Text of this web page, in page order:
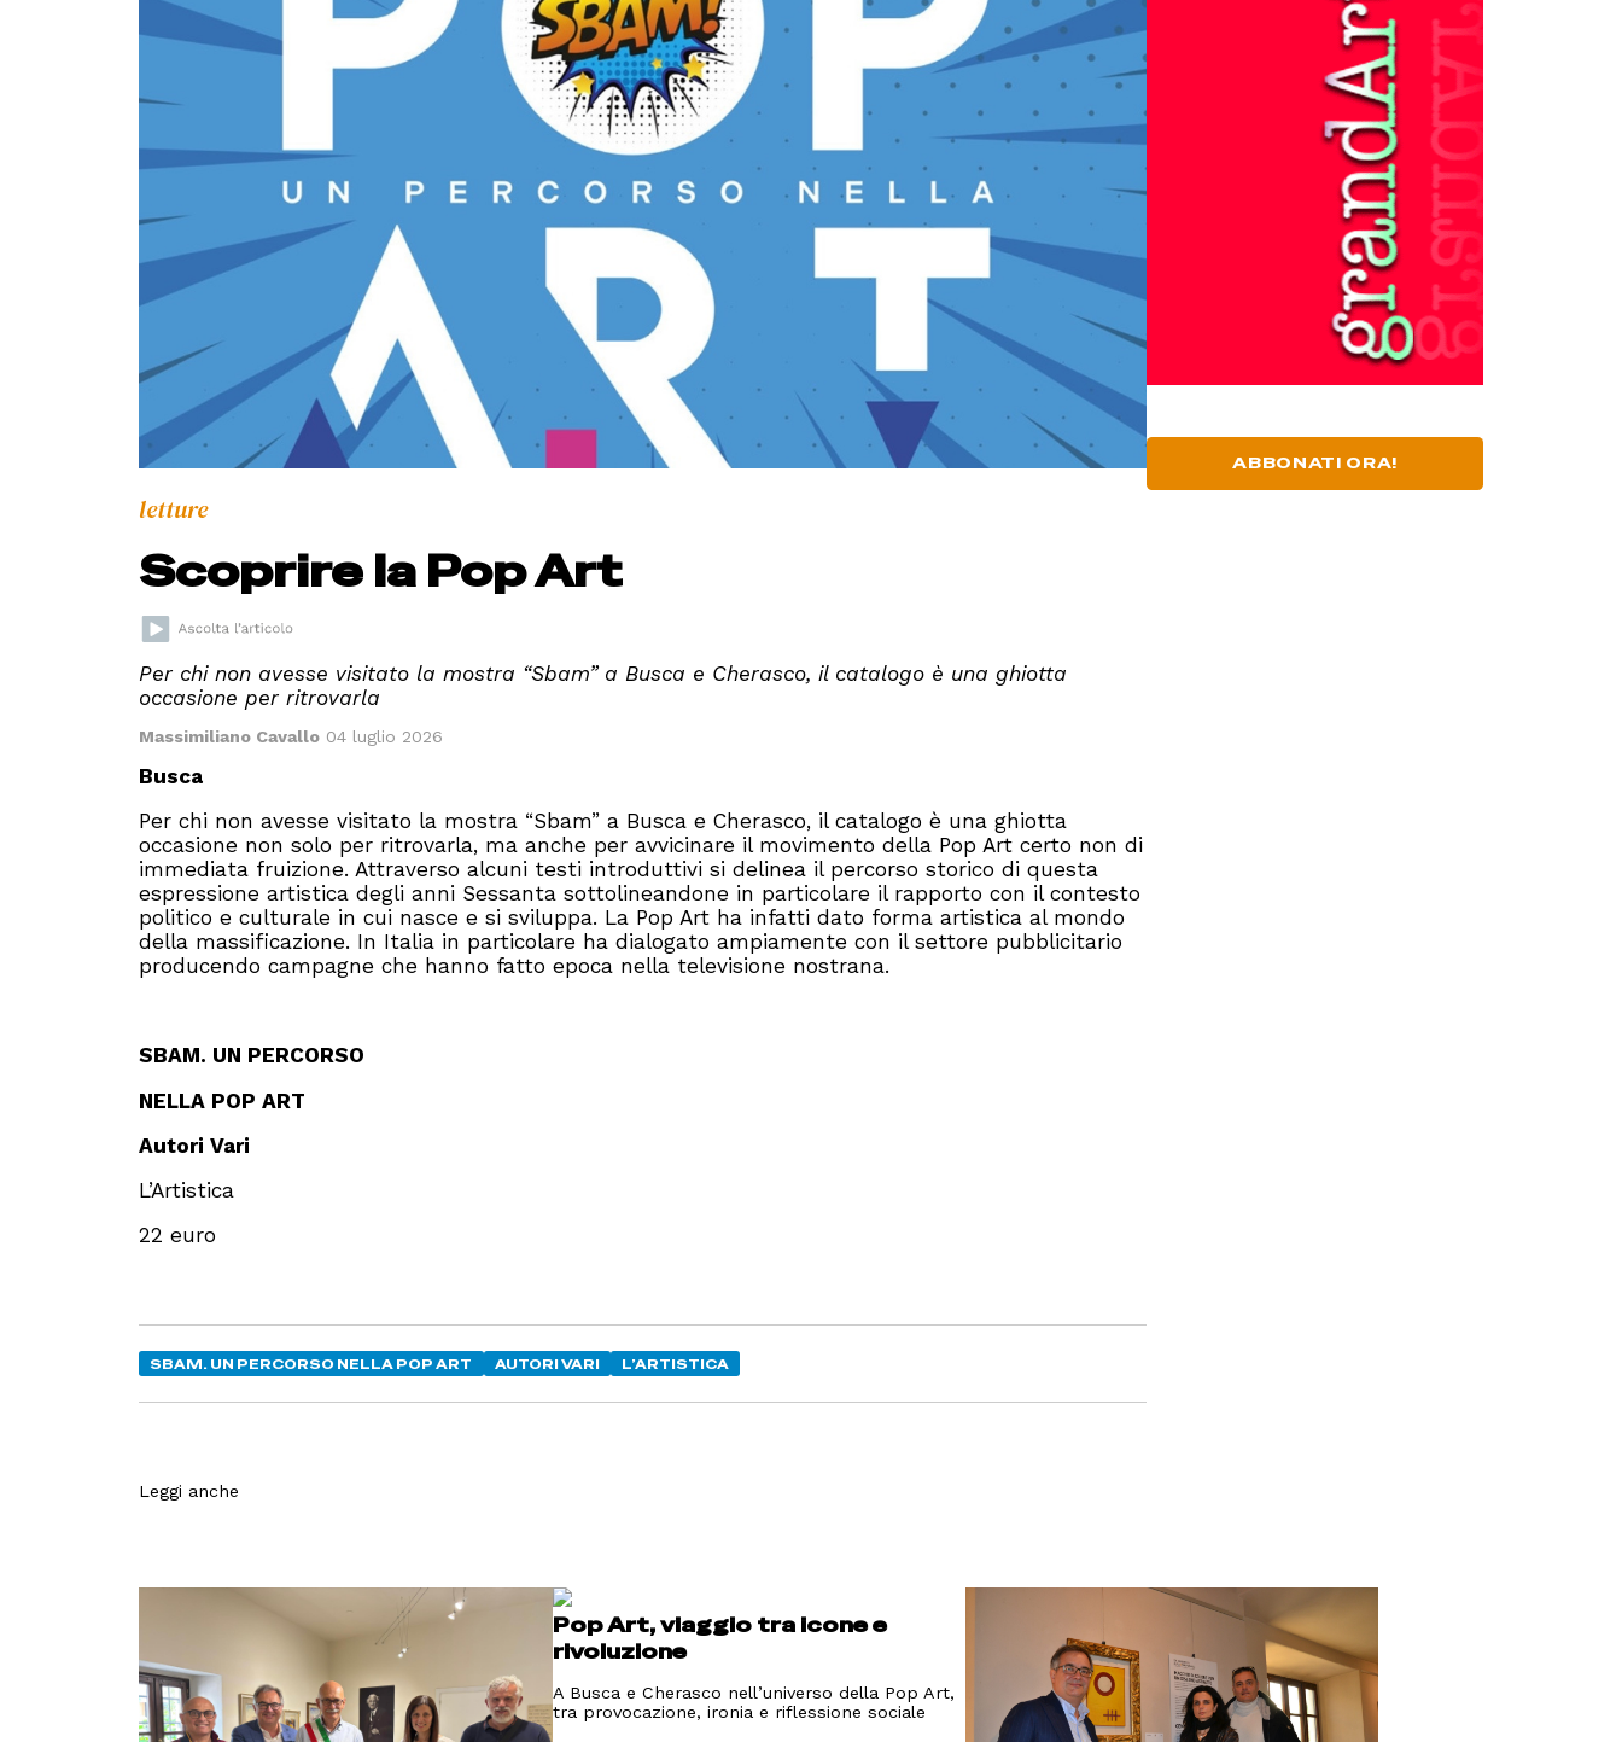
letture
Scoprire la Pop Art
Per chi non avesse visitato la mostra “Sbam” a Busca e Cherasco, il catalogo è una ghiotta
occasione per ritrovarla
Massimiliano Cavallo 04 luglio 2026
Busca
Per chi non avesse visitato la mostra “Sbam” a Busca e Cherasco, il catalogo è una ghiotta
occasione non solo per ritrovarla, ma anche per avvicinare il movimento della Pop Art certo non di
immediata fruizione. Attraverso alcuni testi introduttivi si delinea il percorso storico di questa
espressione artistica degli anni Sessanta sottolineandone in particolare il rapporto con il contesto
politico e culturale in cui nasce e si sviluppa. La Pop Art ha infatti dato forma artistica al mondo
della massificazione. In Italia in particolare ha dialogato ampiamente con il settore pubblicitario
producendo campagne che hanno fatto epoca nella televisione nostrana.
SBAM. UN PERCORSO
NELLA POP ART
Autori Vari
L’Artistica
22 euro
SBAM. UN PERCORSO NELLA POP ART AUTORI VARI L’ARTISTICA
ABBONATI ORA!
Leggi anche
Pop Art, viaggio tra icone e
rivoluzione
A Busca e Cherasco nell’universo della Pop Art,
tra provocazione, ironia e riflessione sociale